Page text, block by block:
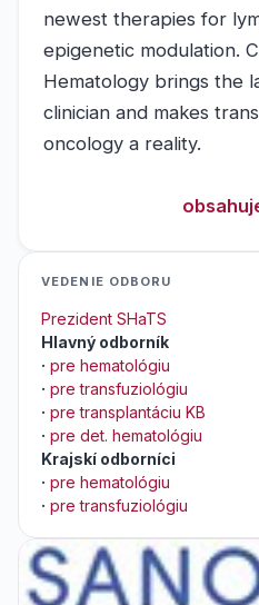
newest therapies for
epigenetic modulation.
Hematology brings the
clinician and makes
oncology a reality.
VEDENIE ODBORU
Prezident SHaTS
Hlavný odborník
· pre hematológiu
· pre transfuziológiu
· pre transplantáciu KB
· pre det. hematológiu
Krajskí odborníci
· pre hematológiu
· pre transfuziológiu